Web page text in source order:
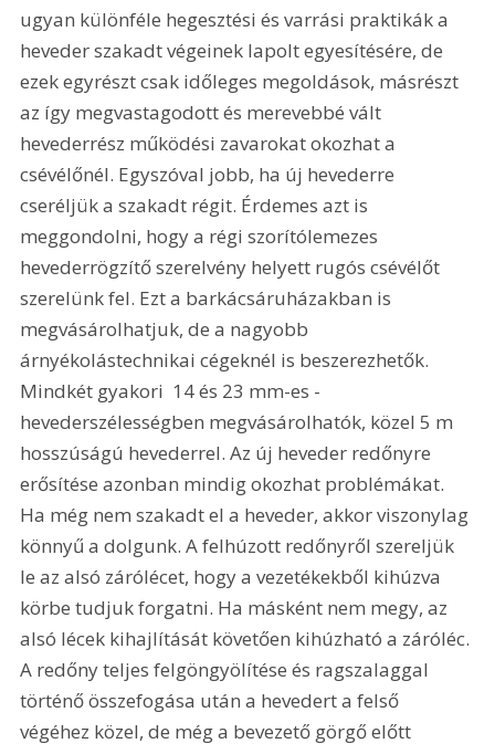
ugyan különféle hegesztési és varrási praktikák a
heveder szakadt végeinek lapolt egyesítésére, de
ezek egyrészt csak időleges megoldások, másrészt
az így megvastagodott és merevebbé vált
hevederrész működési zavarokat okozhat a
csévélőnél. Egyszóval jobb, ha új hevederre
cseréljük a szakadt régit. Érdemes azt is
meggondolni, hogy a régi szorítólemezes
hevederrögzítő szerelvény helyett rugós csévélőt
szerelünk fel. Ezt a barkácsáruházakban is
megvásárolhatjuk, de a nagyobb
árnyékolástechnikai cégeknél is beszerezhetők.
Mindkét gyakori  14 és 23 mm-es -
hevederszélességben megvásárolhatók, közel 5 m
hosszúságú hevederrel. Az új heveder redőnyre
erősítése azonban mindig okozhat problémákat.
Ha még nem szakadt el a heveder, akkor viszonylag
könnyű a dolgunk. A felhúzott redőnyről szereljük
le az alsó zárólécet, hogy a vezetékekből kihúzva
körbe tudjuk forgatni. Ha másként nem megy, az
alsó lécek kihajlítását követően kihúzható a záróléc.
A redőny teljes felgöngyölítése és ragszalaggal
történő összefogása után a hevedert a felső
végéhez közel, de még a bevezető görgő előtt